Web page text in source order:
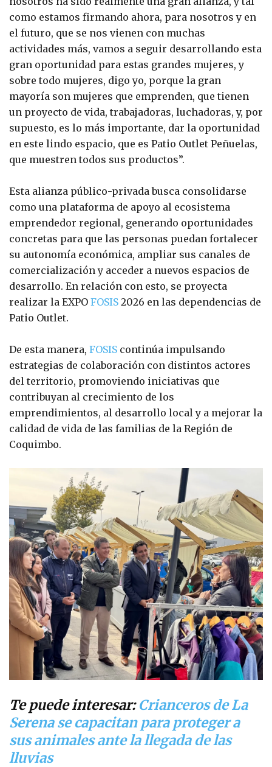
como estamos firmando ahora, para nosotros y en
el futuro, que se nos vienen con muchas
actividades más, vamos a seguir desarrollando esta
gran oportunidad para estas grandes mujeres, y
sobre todo mujeres, digo yo, porque la gran
mayoría son mujeres que emprenden, que tienen
un proyecto de vida, trabajadoras, luchadoras, y, por
supuesto, es lo más importante, dar la oportunidad
en este lindo espacio, que es Patio Outlet Peñuelas,
que muestren todos sus productos”.
Esta alianza público-privada busca consolidarse
como una plataforma de apoyo al ecosistema
emprendedor regional, generando oportunidades
concretas para que las personas puedan fortalecer
su autonomía económica, ampliar sus canales de
comercialización y acceder a nuevos espacios de
desarrollo. En relación con esto, se proyecta
realizar la EXPO FOSIS 2026 en las dependencias de
Patio Outlet.
De esta manera, FOSIS continúa impulsando
estrategias de colaboración con distintos actores
del territorio, promoviendo iniciativas que
contribuyan al crecimiento de los
emprendimientos, al desarrollo local y a mejorar la
calidad de vida de las familias de la Región de
Coquimbo.
Te puede interesar:Crianceros de La
Serena se capacitan para proteger a
sus animales ante la llegada de las
lluvias